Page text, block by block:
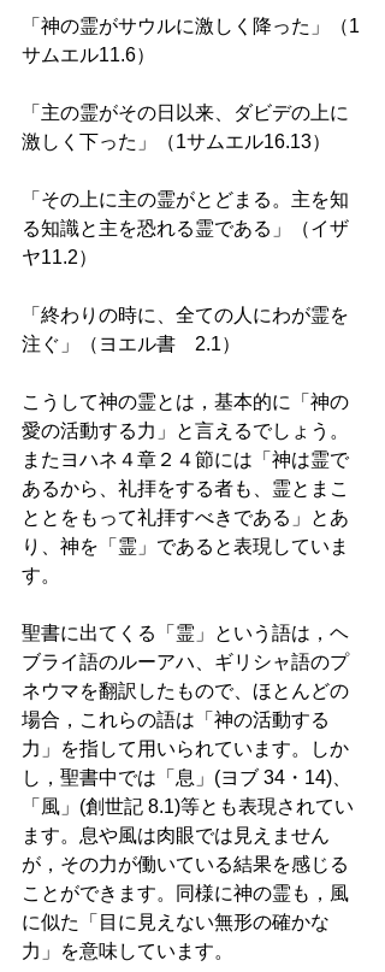
「神の霊がサウルに激しく降った」（1
サムエル11.6）
「主の霊がその日以来、ダビデの上に
激しく下った」（1サムエル16.13）
「その上に主の霊がとどまる。主を知
る知識と主を恐れる霊である」（イザ
ヤ11.2）
「終わりの時に、全ての人にわが霊を
注ぐ」（ヨエル書　2.1）
こうして神の霊とは，基本的に「神の
愛の活動する力」と言えるでしょう。
またヨハネ４章２４節には「神は霊で
あるから、礼拝をする者も、霊とまこ
ととをもって礼拝すべきである」とあ
り、神を「霊」であると表現していま
す。
聖書に出てくる「霊」という語は，ヘ
ブライ語のルーアハ、ギリシャ語のプ
ネウマを翻訳したもので、ほとんどの
場合，これらの語は「神の活動する
力」を指して用いられています。しか
し，聖書中では「息」(ヨブ 34・14)、
「風」(創世記 8.1)等とも表現されてい
ます。息や風は肉眼では見えません
が，その力が働いている結果を感じる
ことができます。同様に神の霊も，風
に似た「目に見えない無形の確かな
力」を意味しています。